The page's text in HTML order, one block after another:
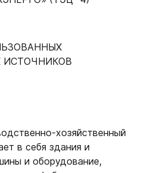
ИСТОЧНИКОВ
хозяйственный
в себя здания и
и оборудование,